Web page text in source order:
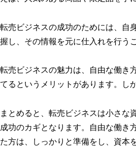
転売ビジネスの成功のためには、自
握し、その情報を元に仕入れを行う
転売ビジネスの魅力は、自由な働き
てるというメリットがあります。し
まとめると、転売ビジネスは小さな
成功のカギとなります。自由な働き
た方は、しっかりと準備をし、資本